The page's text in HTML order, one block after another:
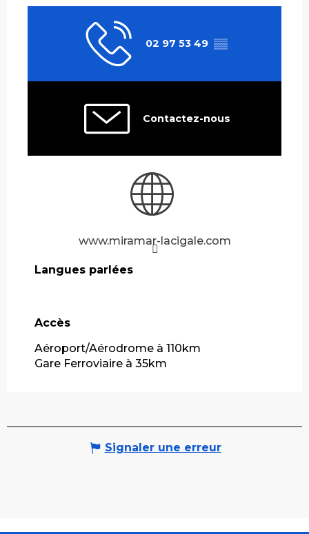
02 97 53 49 ▒▒
Contactez-nous
www.miramar-lacigale.com
Langues parlées
Langues parlées
Accès
Accès
Aéroport/Aérodrome à 110km
Gare Ferroviaire à 35km
Signaler une erreur